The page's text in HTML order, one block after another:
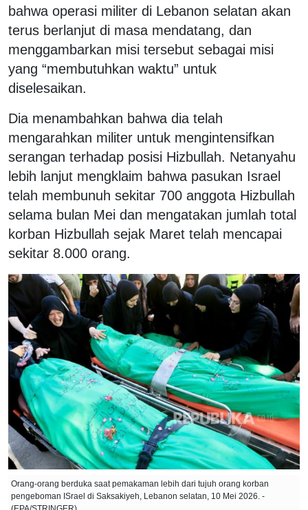
bahwa operasi militer di Lebanon selatan akan
terus berlanjut di masa mendatang, dan
menggambarkan misi tersebut sebagai misi
yang “membutuhkan waktu” untuk
diselesaikan.
Dia menambahkan bahwa dia telah
mengarahkan militer untuk mengintensifkan
serangan terhadap posisi Hizbullah. Netanyahu
lebih lanjut mengklaim bahwa pasukan Israel
telah membunuh sekitar 700 anggota Hizbullah
selama bulan Mei dan mengatakan jumlah total
korban Hizbullah sejak Maret telah mencapai
sekitar 8.000 orang.
Orang-orang berduka saat pemakaman lebih dari tujuh orang korban
pengeboman ISrael di Saksakiyeh, Lebanon selatan, 10 Mei 2026. -